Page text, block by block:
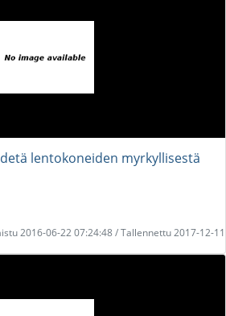
lentokoneiden myrkyllisestä
2016-06-22 07:24:48 / Tallennettu 2017-12-11